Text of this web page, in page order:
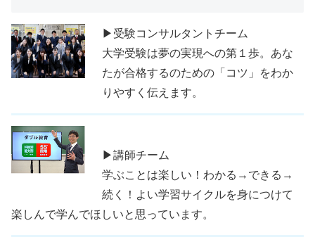
▶受験コンサルタントチーム
大学受験は夢の実現への第１歩。あな
たが合格するのための「コツ」をわか
りやすく伝えます。
▶講師チーム
学ぶことは楽しい！わかる→できる→
続く！よい学習サイクルを身につけて
楽しんで学んでほしいと思っています。